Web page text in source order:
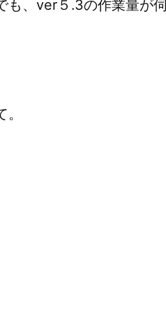
、ver５.3の作業量が伺